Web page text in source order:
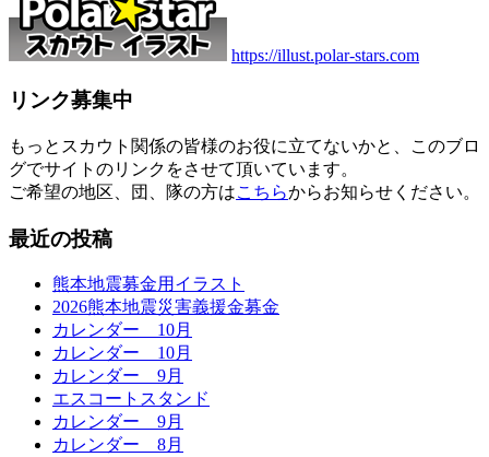
https://illust.polar-stars.com
リンク募集中
もっとスカウト関係の皆様のお役に立てないかと、このブロ
グでサイトのリンクをさせて頂いています。
ご希望の地区、団、隊の方はこちらからお知らせください。
最近の投稿
熊本地震募金用イラスト
2026熊本地震災害義援金募金
カレンダー 10月
カレンダー 10月
カレンダー 9月
エスコートスタンド
カレンダー 9月
カレンダー 8月